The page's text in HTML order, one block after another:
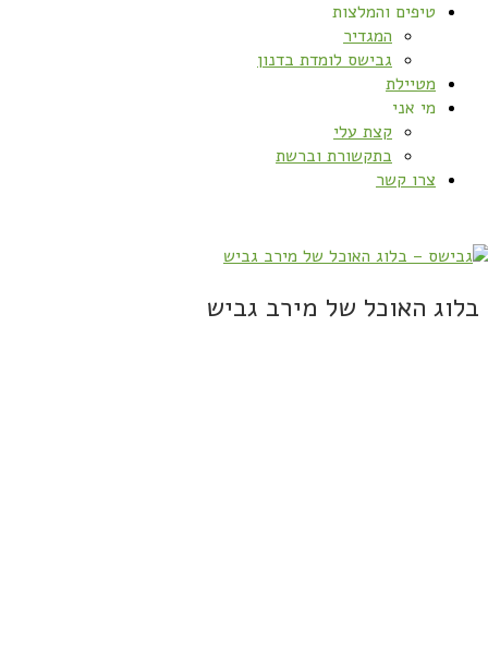
טיפים והמלצות
המגדיר
גבישס לומדת בדנון
מטיילת
מי אני
קצת עלי
בתקשורת וברשת
צרו קשר
בלוג האוכל של מירב גביש